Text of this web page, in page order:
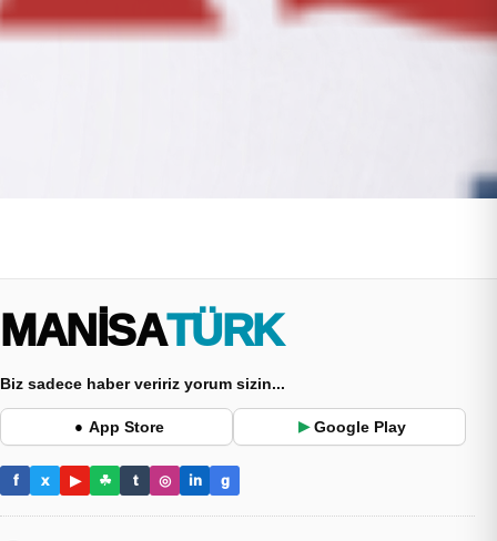
MANİSA TÜRK
Biz sadece haber veririz yorum sizin...
● App Store ▶ Google Play
f x ▶ ☘ t ◎ in g